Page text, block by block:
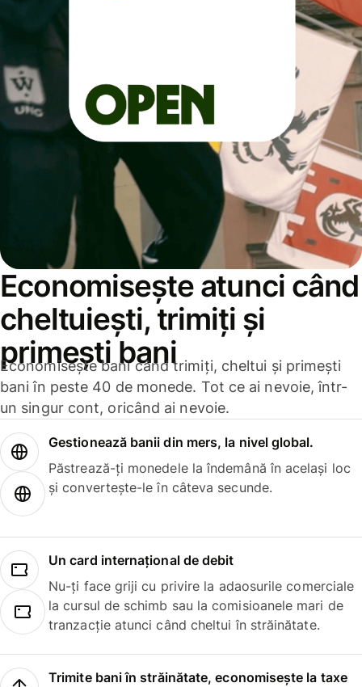
Economisește atunci când
cheltuiești, trimiți și
primești bani
Economisește bani când trimiți, cheltui și primești
bani în peste 40 de monede. Tot ce ai nevoie, într-
un singur cont, oricând ai nevoie.
Gestionează banii din mers, la nivel global.
Păstrează-ți monedele la îndemână în același loc
și convertește-le în câteva secunde.
Un card internațional de debit
Nu-ți face griji cu privire la adaosurile comerciale
la cursul de schimb sau la comisioanele mari de
tranzacție atunci când cheltui în străinătate.
Trimite bani în străinătate, economisește la taxe